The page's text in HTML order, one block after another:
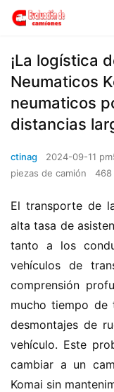
¡La logística
Neumaticos
neumaticos
distancias
ctinag 2024-09-11
piezas de camión
468
El transporte de
alta tasa de
tanto a los
vehículos de
comprensión
mucho tiempo de
desmontajes de
vehículo. Este
cambiar a un
Komai sin